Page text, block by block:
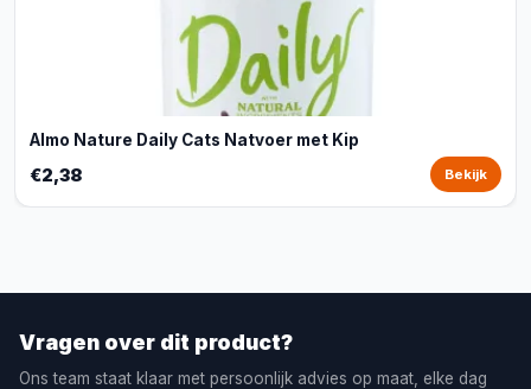
Almo Nature Daily Cats Natvoer met Kip
€2,38 Bekijk
Vragen over dit product?
Ons team staat klaar met persoonlijk advies op maat, elke dag